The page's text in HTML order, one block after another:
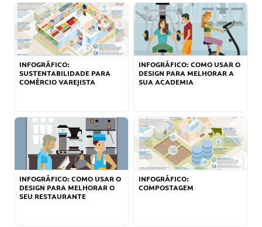
INFOGRÁFICO:
SUSTENTABILIDADE PARA
COMÉRCIO VAREJISTA
INFOGRÁFICO: COMO USAR O
DESIGN PARA MELHORAR A
SUA ACADEMIA
INFOGRÁFICO: COMO USAR O
DESIGN PARA MELHORAR O
SEU RESTAURANTE
INFOGRÁFICO:
COMPOSTAGEM